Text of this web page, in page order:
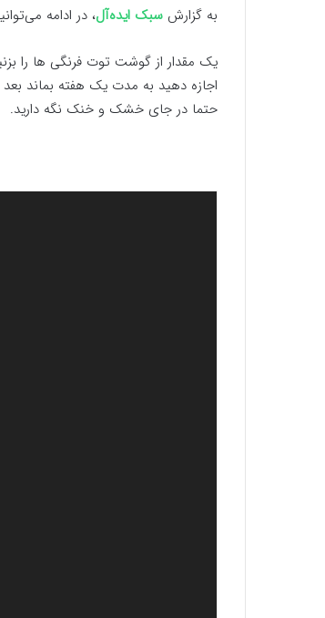
به گزارش سبک ایده‌آل، در ادامه
اجازه دهید به مدت یک هفته بماند بعد
حتما در جای خشک و خنک نگه دارید.